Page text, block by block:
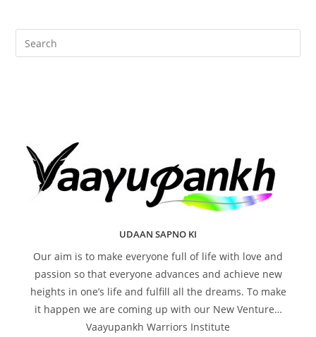
UDAAN SAPNO KI
Our aim is to make everyone full of life with love and
passion so that everyone advances and achieve new
heights in one’s life and fulfill all the dreams. To make
it happen we are coming up with our New Venture…
Vaayupankh Warriors Institute